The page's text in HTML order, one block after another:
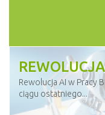
BIUROWEJ.
LUDZI?
Rewolucja AI w Pracy
ciągu ostatniego...